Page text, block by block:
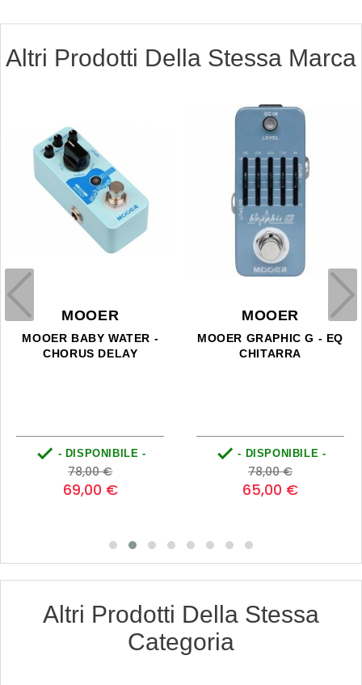
Altri Prodotti Della Stessa Marca
MOOER
MOOER BABY WATER -
CHORUS DELAY
 - DISPONIBILE -
Prezzo
base
78,00 €Prezzo
69,00 €
MOOER
MOOER GRAPHIC G - EQ
CHITARRA
 - DISPONIBILE -
Prezzo
base
78,00 €Prezzo
65,00 €
Altri Prodotti Della Stessa
Categoria